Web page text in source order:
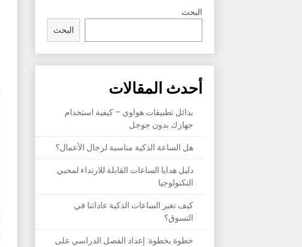
البحث
البحث
أحدث المقالات
بدائل تطبيقات هواوي – كيفية استخدام
جهازك بدون جوجل
هل الساعة الذكية مناسبة لرجال الأعمال؟
دليل هدايا الساعات القابلة للارتداء لمحبي
التكنولوجيا
كيف تغير الساعات الذكية عاداتنا في
التسوق؟
خطوة بخطوة: إعداد الفصل الدراسي على